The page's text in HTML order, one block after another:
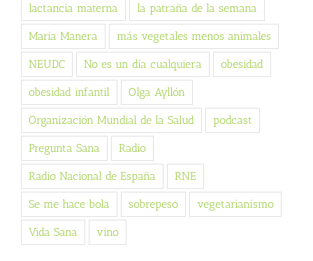
lactancia materna la patraña de la semana
Maria Manera más vegetales menos animales
NEUDC No es un día cualquiera obesidad
obesidad infantil Olga Ayllón
Organización Mundial de la Salud podcast
Pregunta Sana Radio
Radio Nacional de España RNE
Se me hace bola sobrepeso vegetarianismo
Vida Sana vino